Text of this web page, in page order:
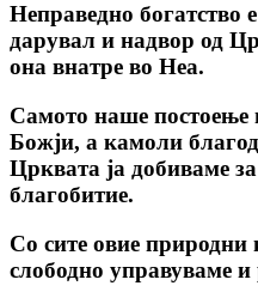
Неправедно богатство
дарувал и надвор од
она внатре во Неа.
Самото наше постоење
Божји, а камоли
Црквата ја добиваме
благобитие.
Со сите овие природни
слободно управуваме и